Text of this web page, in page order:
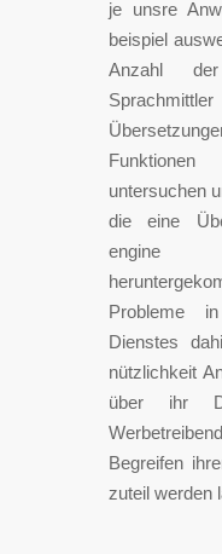
je unsre
beispiel
Anzahl
untersuchen
die eine
engine
Probleme
Dienstes
nützlichkeit
über ihr
Begreifen
zuteil werden